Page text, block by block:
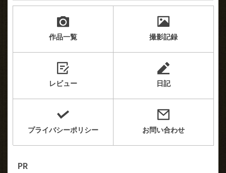
作品一覧 撮影記録
レビュー 日記
プライバシーポリシー お問い合わせ
PR